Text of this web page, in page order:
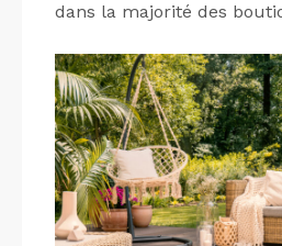
dans la majorité des